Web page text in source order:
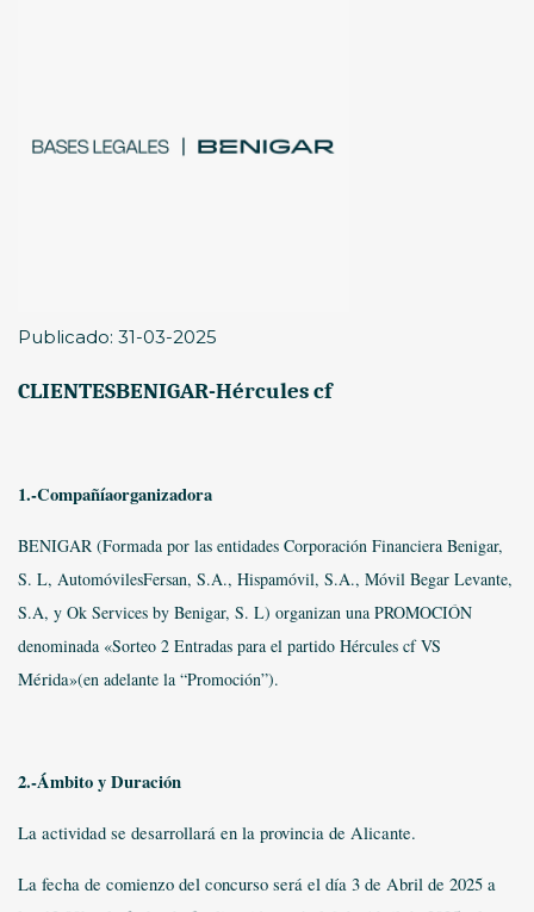
Publicado: 31-03-2025
CLIENTESBENIGAR-Hércules cf
1.-Compañíaorganizadora
BENIGAR (Formada por las entidades Corporación Financiera Benigar,
S. L, AutomóvilesFersan, S.A., Hispamóvil, S.A., Móvil Begar Levante,
S.A, y Ok Services by Benigar, S. L) organizan una PROMOCIÓN
denominada «Sorteo 2 Entradas para el partido Hércules cf VS
Mérida»(en adelante la “Promoción”).
2.-Ámbito y Duración
La actividad se desarrollará en la provincia de Alicante.
La fecha de comienzo del concurso será el día 3 de Abril de 2025 a